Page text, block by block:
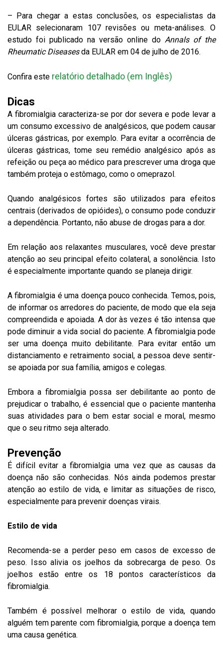
– Para chegar a estas conclusões, os especialistas da
EULAR selecionaram 107 revisões ou meta-análises. O
estudo foi publicado na versão online do Annals of the
Rheumatic Diseasesda EULAR em 04 de julho de 2016.
Confira este relatório detalhado (em Inglês)
Dicas
A fibromialgia caracteriza-se por dor severa e pode levar a
um consumo excessivo de analgésicos, que podem causar
úlceras gástricas, por exemplo. Para evitar a ocorrência de
úlceras gástricas, tome seu remédio analgésico após as
refeição ou peça ao médico para prescrever uma droga que
também proteja o estômago, como o omeprazol.
Quando analgésicos fortes são utilizados para efeitos
centrais (derivados de opióides), o consumo pode conduzir
a dependência. Portanto, não abuse de drogas para a dor.
Em relação aos relaxantes musculares, você deve prestar
atenção ao seu principal efeito colateral, a sonolência. Isto
é especialmente importante quando se planeja dirigir.
A fibromialgia é uma doença pouco conhecida. Temos, pois,
de informar os arredores do paciente, de modo que ela seja
compreendida e apoiada. A dor às vezes é tão intensa que
pode diminuir a vida social do paciente. A fibromialgia pode
ser uma doença muito debilitante. Para evitar então um
distanciamento e retraimento social, a pessoa deve sentir-
se apoiada por sua família, amigos e colegas.
Embora a fibromialgia possa ser debilitante ao ponto de
prejudicar o trabalho, é essencial que o paciente mantenha
suas atividades para o bem estar social e moral, mesmo
que o seu ritmo seja alterado.
Prevenção
É difícil evitar a fibromialgia uma vez que as causas da
doença não são conhecidas. Nós ainda podemos prestar
atenção ao estilo de vida, e limitar as situações de risco,
especialmente para prevenir doenças virais.
Estilo de vida
Recomenda-se a perder peso em casos de excesso de
peso. Isso alivia os joelhos da sobrecarga de peso. Os
joelhos estão entre os 18 pontos característicos da
fibromialgia.
Também é possível melhorar o estilo de vida, quando
alguém tem parente com fibromialgia, porque a doença tem
uma causa genética.